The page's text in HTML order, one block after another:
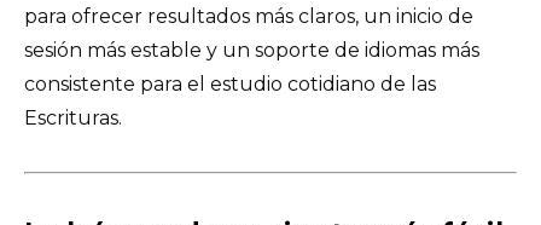
para ofrecer resultados más claros, un inicio de
sesión más estable y un soporte de idiomas más
consistente para el estudio cotidiano de las
Escrituras.